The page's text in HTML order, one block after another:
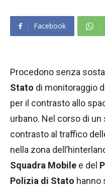
Facebook
Procedono senza
Stato di monitoraggio
per il contrasto allo
urbano. Nel corso di
contrasto al traffico
nella zona
Squadra Mobile e del
Polizia di Stato hanno